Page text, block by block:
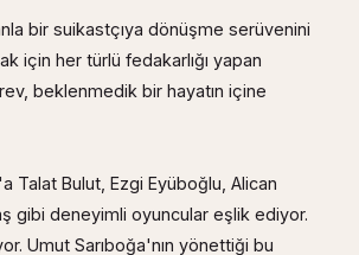
bir suikastçıya dönüşme serüvenini
için her türlü fedakarlığı yapan
beklenmedik bir hayatın içine
Talat Bulut, Ezgi Eyüboğlu, Alican
gibi deneyimli oyuncular eşlik ediyor.
Umut Sarıboğa'nın yönettiği bu